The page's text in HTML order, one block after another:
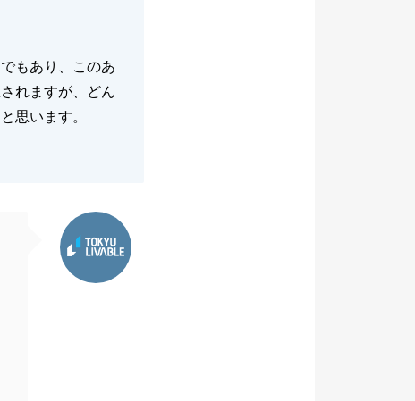
もあり、このあ
れますが、どん
思います。